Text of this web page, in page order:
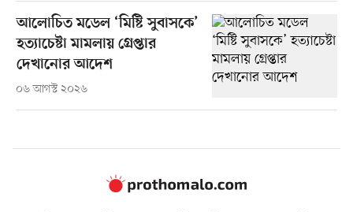
আলোচিত মডেল ‘মিষ্টি সুবাসকে’
হত্যাচেষ্টা মামলায় গ্রেপ্তার
দেখানোর আদেশ
০৬ আগস্ট ২০২৬